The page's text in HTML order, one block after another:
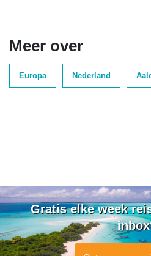
Meer over
Europa Nederland
Gratis elke week